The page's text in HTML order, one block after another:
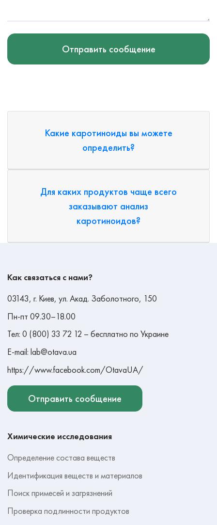
Отправить сообщение
Какие каротиноиды вы можете
определить?
Для каких продуктов чаще всего
заказывают анализ
каротиноидов?
Как связаться с нами?
03143, г. Киев, ул. Акад. Заболотного, 150
Пн-пт 09.30–18.00
Тел: 0 (800) 33 72 12 – бесплатно по Украине
E-mail: lab@otava.ua
https://www.facebook.com/OtavaUA/
Отправить сообщение
Химические исследования
Определение состава веществ
Идентификация веществ и материалов
Поиск примесей и загрязнений
Проверка подлинности продуктов